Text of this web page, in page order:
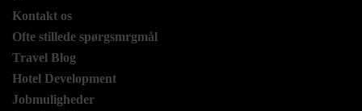
Kontakt os
Ofte stillede spørgsmrgmål
Travel Blog
Hotel Development
Jobmuligheder